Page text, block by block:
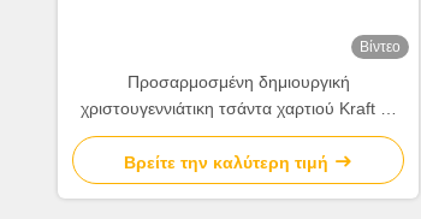
Βίντεο
Προσαρμοσμένη δημιουργική
χριστουγεννιάτικη τσάντα χαρτιού Kraft με
το δικό σου λογότυπο για το διακοσμητικό
πάρτι Χριστούγεννα
Βρείτε την καλύτερη τιμή